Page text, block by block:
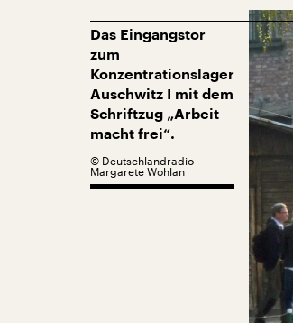
Das Eingangstor
zum
Konzentrationslager
Auschwitz I mit dem
Schriftzug „Arbeit
macht frei“.
© Deutschlandradio –
Margarete Wohlan